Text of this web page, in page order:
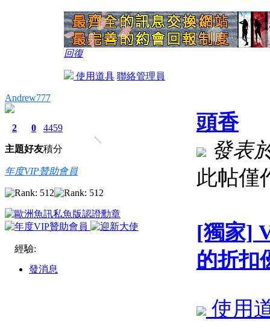
回復
使用道具 聯絡管理員
Andrew777
2
主題
0
好友
4459
積分
年度VIP贊助會員
經驗:
發消息
頭香
發表
此帖僅
[獨家]
的折扣
使用